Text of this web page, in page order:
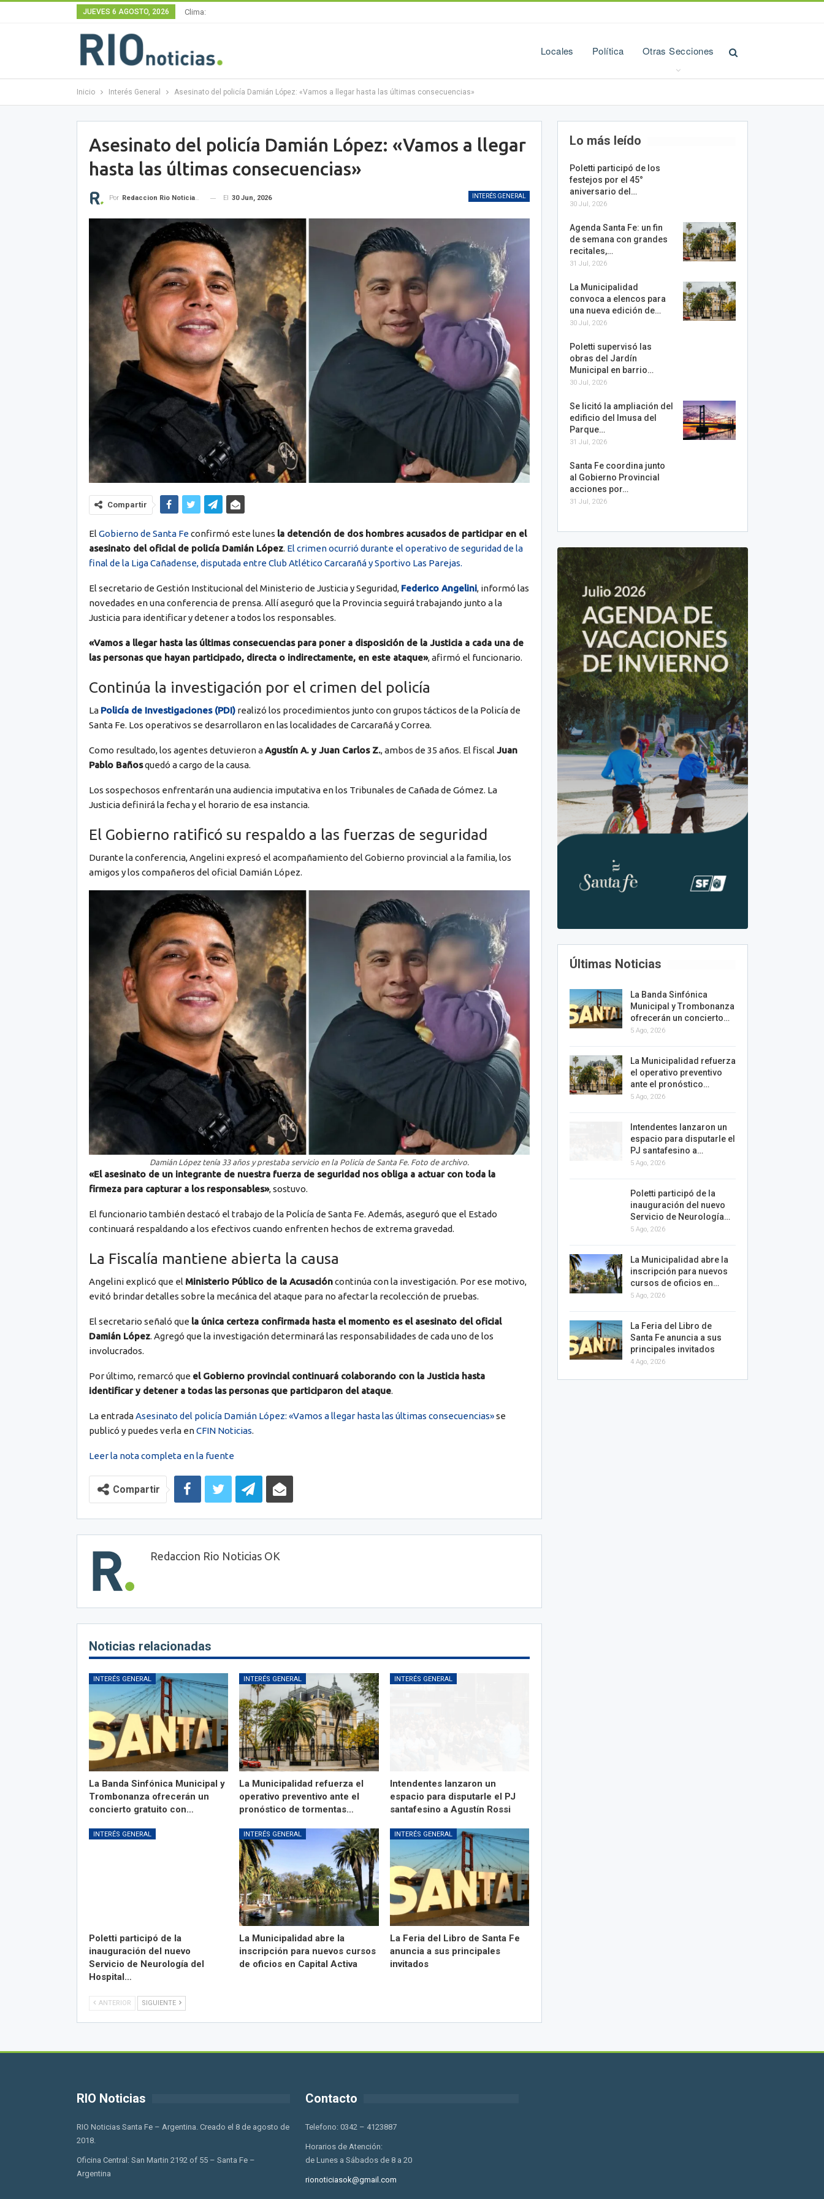
JUEVES 6 AGOSTO, 2026 Clima:
Locales Política Otras Secciones
Inicio Interés General Asesinato del policía Damián López: «Vamos a llegar hasta las últimas consecuencias»
Asesinato del policía Damián López: «Vamos a llegar
hasta las últimas consecuencias»
INTERÉS GENERAL
Por Redaccion Rio Noticias OK El 30 Jun, 2026
Compartir
El Gobierno de Santa Feconfirmó este lunes la detención de dos hombres acusados de participar en el
asesinato del oficial de policía Damián López. El crimen ocurrió durante el operativo de seguridad de la
final de la Liga Cañadense, disputada entre Club Atlético Carcarañá y Sportivo Las Parejas.
El secretario de Gestión Institucional del Ministerio de Justicia y Seguridad, Federico Angelini, informó las
novedades en una conferencia de prensa. Allí aseguró que la Provincia seguirá trabajando junto a la
Justicia para identificar y detener a todos los responsables.
«Vamos a llegar hasta las últimas consecuencias para poner a disposición de la Justicia a cada una de
las personas que hayan participado, directa o indirectamente, en este ataque», afirmó el funcionario.
Continúa la investigación por el crimen del policía
La Policía de Investigaciones (PDI) realizó los procedimientos junto con grupos tácticos de la Policía de
Santa Fe. Los operativos se desarrollaron en las localidades de Carcarañá y Correa.
Como resultado, los agentes detuvieron aAgustín A. y Juan Carlos Z., ambos de 35 años. El fiscal Juan
Pablo Bañosquedó a cargo de la causa.
Los sospechosos enfrentarán una audiencia imputativa en los Tribunales de Cañada de Gómez. La
Justicia definirá la fecha y el horario de esa instancia.
El Gobierno ratificó su respaldo a las fuerzas de seguridad
Durante la conferencia, Angelini expresó el acompañamiento del Gobierno provincial a la familia, los
amigos y los compañeros del oficial Damián López.
Damián López tenía 33 años y prestaba servicio en la Policía de Santa Fe. Foto de archivo.
«El asesinato de un integrante de nuestra fuerza de seguridad nos obliga a actuar con toda la
firmeza para capturar a los responsables», sostuvo.
El funcionario también destacó el trabajo de la Policía de Santa Fe. Además, aseguró que el Estado
continuará respaldando a los efectivos cuando enfrenten hechos de extrema gravedad.
La Fiscalía mantiene abierta la causa
Angelini explicó que el Ministerio Público de la Acusacióncontinúa con la investigación. Por ese motivo,
evitó brindar detalles sobre la mecánica del ataque para no afectar la recolección de pruebas.
El secretario señaló que la única certeza confirmada hasta el momento es el asesinato del oficial
Damián López. Agregó que la investigación determinará las responsabilidades de cada uno de los
involucrados.
Por último, remarcó que el Gobierno provincial continuará colaborando con la Justicia hasta
identificar y detener a todas las personas que participaron del ataque.
La entradaAsesinato del policía Damián López: «Vamos a llegar hasta las últimas consecuencias»se
publicó y puedes verla enCFIN Noticias.
Leer la nota completa en la fuente
Compartir
Redaccion Rio Noticias OK
Noticias relacionadas
INTERÉS GENERAL
La Banda Sinfónica Municipal y
Trombonanza ofrecerán un
concierto gratuito con…
INTERÉS GENERAL
La Municipalidad refuerza el
operativo preventivo ante el
pronóstico de tormentas…
INTERÉS GENERAL
Intendentes lanzaron un
espacio para disputarle el PJ
santafesino a Agustín Rossi
INTERÉS GENERAL
Poletti participó de la
inauguración del nuevo
Servicio de Neurología del
Hospital…
INTERÉS GENERAL
La Municipalidad abre la
inscripción para nuevos cursos
de oficios en Capital Activa
INTERÉS GENERAL
La Feria del Libro de Santa Fe
anuncia a sus principales
invitados
ANTERIOR SIGUIENTE
Lo más leído
Poletti participó de los
festejos por el 45°
aniversario del…
30 Jul, 2026
Agenda Santa Fe: un fin
de semana con grandes
recitales,…
31 Jul, 2026
La Municipalidad
convoca a elencos para
una nueva edición de…
30 Jul, 2026
Poletti supervisó las
obras del Jardín
Municipal en barrio…
30 Jul, 2026
Se licitó la ampliación del
edificio del Imusa del
Parque…
31 Jul, 2026
Santa Fe coordina junto
al Gobierno Provincial
acciones por…
31 Jul, 2026
Últimas Noticias
La Banda Sinfónica
Municipal y Trombonanza
ofrecerán un concierto…
5 Ago, 2026
La Municipalidad refuerza
el operativo preventivo
ante el pronóstico…
5 Ago, 2026
Intendentes lanzaron un
espacio para disputarle el
PJ santafesino a…
5 Ago, 2026
Poletti participó de la
inauguración del nuevo
Servicio de Neurología…
5 Ago, 2026
La Municipalidad abre la
inscripción para nuevos
cursos de oficios en…
5 Ago, 2026
La Feria del Libro de
Santa Fe anuncia a sus
principales invitados
4 Ago, 2026
RIO Noticias
RIO Noticias Santa Fe – Argentina. Creado el 8 de agosto de
2018.
Oficina Central: San Martin 2192 of 55 – Santa Fe –
Argentina
Contacto
Telefono: 0342 – 4123887
Horarios de Atención:
de Lunes a Sábados de 8 a 20
rionoticiasok@gmail.com